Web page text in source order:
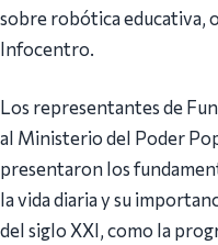
sobre robótica educativa,
Infocentro.
Los representantes de
al Ministerio del Poder
presentaron los
la vida diaria y su
del siglo XXI, como la